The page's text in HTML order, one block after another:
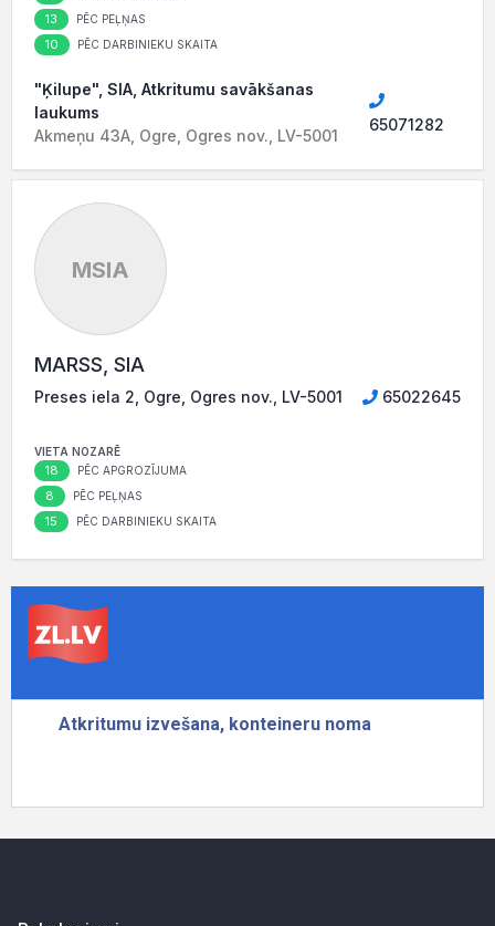
13 PĒC PEĻŅAS
10 PĒC DARBINIEKU SKAITA
"Ķilupe", SIA, Atkritumu savākšanas
laukums
Akmeņu 43A, Ogre, Ogres nov., LV-5001
65071282
MSIA
MARSS, SIA
Preses iela 2, Ogre, Ogres nov., LV-5001 65022645
VIETA NOZARĒ
18 PĒC APGROZĪJUMA
8 PĒC PEĻŅAS
15 PĒC DARBINIEKU SKAITA